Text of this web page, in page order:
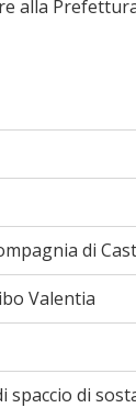
alla
di
Valentia
spaccio di